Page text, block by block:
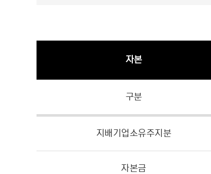
자본
구분
지배기업소유주지분
자본금